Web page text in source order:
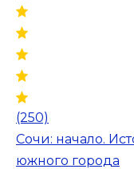
(250)
Сочи: начало.
южного города